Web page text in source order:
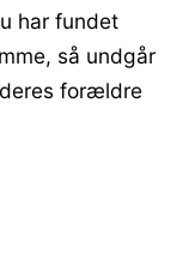
har fundet
så undgår
forældre